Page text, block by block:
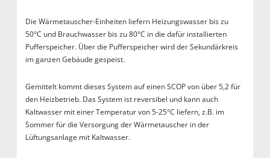
Die Wärmetauscher-Einheiten liefern Heizungswasser bis zu
50°C und Brauchwasser bis zu 80°C in die dafür installierten
Pufferspeicher. Über die Pufferspeicher wird der Sekundärkreis
im ganzen Gebäude gespeist.
Gemittelt kommt dieses System auf einen SCOP von über 5,2 für
den Heizbetrieb. Das System ist reversibel und kann auch
Kaltwasser mit einer Temperatur von 5-25°C liefern, z.B. im
Sommer für die Versorgung der Wärmetauscher in der
Lüftungsanlage mit Kaltwasser.